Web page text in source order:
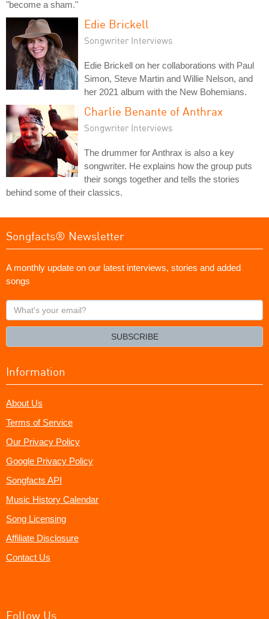
"become a sham."
Edie Brickell
Songwriter Interviews
Edie Brickell on her collaborations with Paul
Simon, Steve Martin and Willie Nelson, and
her 2021 album with the New Bohemians.
Charlie Benante of Anthrax
Songwriter Interviews
The drummer for Anthrax is also a key
songwriter. He explains how the group puts
their songs together and tells the stories
behind some of their classics.
Songfacts® Newsletter
A monthly update on our latest interviews, stories and added
songs
What's
your
SUBSCRIBE
Information
About Us
Terms of Service
Our Privacy Policy
Google Privacy Policy
Songfacts API
Music History Calendar
Song Licensing
Affiliate Disclosure
Contact Us
Follow Us